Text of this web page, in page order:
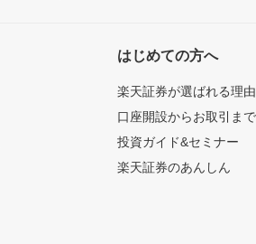
はじめての方へ
楽天証券が選ばれる理由
口座開設からお取引ま
投資ガイド&セミナー
楽天証券のあんしん